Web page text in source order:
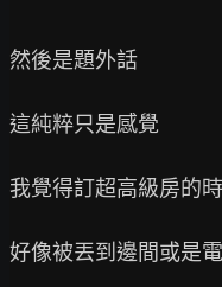
然後是題外話
這純粹只是感覺
我覺得訂超高級房的
好像被丟到邊間或是